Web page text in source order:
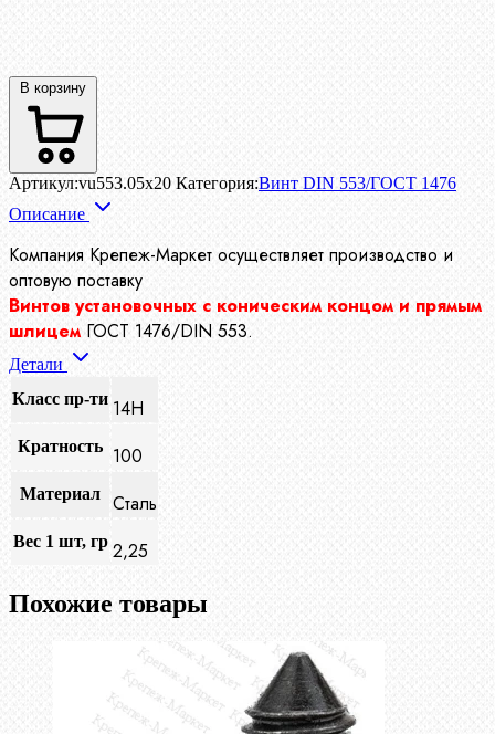
В корзину
Артикул:vu553.05x20 Категория:Винт DIN 553/ГОСТ 1476
Описание
Компания Крепеж-Маркет осуществляет производство и
оптовую поставку
Винтов установочных с коническим концом и прямым
шлицем ГОСТ 1476/DIN 553.
Детали
Класс пр-ти 14Н
Кратность 100
Материал Сталь
Вес 1 шт, гр 2,25
Похожие товары